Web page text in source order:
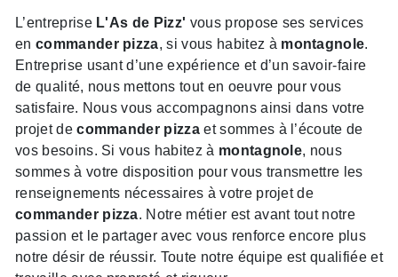
L’entreprise L'As de Pizz' vous propose ses services
en commander pizza, si vous habitez à montagnole.
Entreprise usant d’une expérience et d’un savoir-faire
de qualité, nous mettons tout en oeuvre pour vous
satisfaire. Nous vous accompagnons ainsi dans votre
projet decommander pizza et sommes à l’écoute de
vos besoins. Si vous habitez à montagnole, nous
sommes à votre disposition pour vous transmettre les
renseignements nécessaires à votre projet de
commander pizza. Notre métier est avant tout notre
passion et le partager avec vous renforce encore plus
notre désir de réussir. Toute notre équipe est qualifiée et